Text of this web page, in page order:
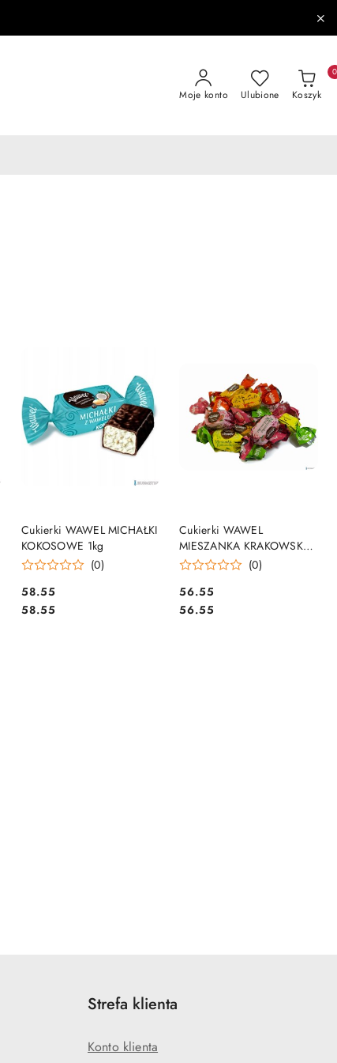
Moje konto Ulubione Koszyk
0
Cukierki WAWEL MICHAŁKI
KOKOSOWE 1kg
(0)
Cena:
58.55
Cena:
58.55
DO KOSZYKA
Cukierki WAWEL
MIESZANKA KRAKOWSKA
galaretki w czekoladzie 1kg
(0)
Cena:
56.55
Cena:
56.55
DO KOSZYKA
Strefa klienta
Konto klienta